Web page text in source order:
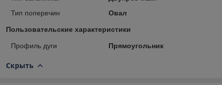
Тип поперечин
Овал
Пользовательские характеристики
Профиль дуги Прямоугольник
Скрыть